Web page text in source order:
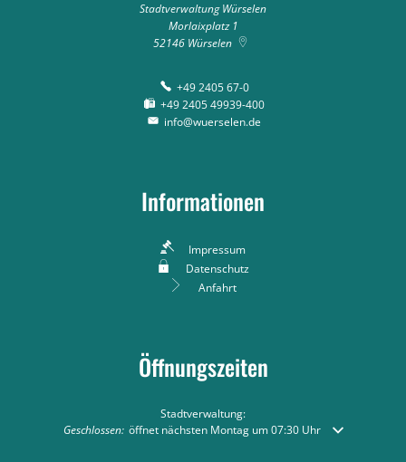
Stadtverwaltung Würselen
Morlaixplatz 1
52146 Würselen
+49 2405 67-0
+49 2405 49939-400
info@wuerselen.de
Informationen
Impressum
Datenschutz
Anfahrt
Öffnungszeiten
Stadtverwaltung:
Klicken, um weitere Öffnungs- oder Schließzeiten auszublenden
Geschlossen: öffnet nächsten Montag um 07:30 Uhr